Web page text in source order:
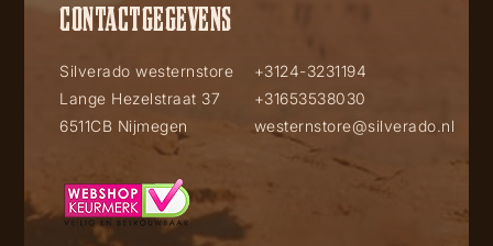
CONTACTGEGEVENS
Silverado westernstore
Lange Hezelstraat 37
6511CB Nijmegen
+3124-3231194
+31653538030
westernstore@silverado.nl